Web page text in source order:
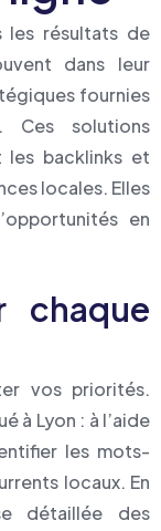
les résultats de
dans leur
fournies
Ces solutions
les backlinks et
locales. Elles
en
chaque
vos priorités.
à Lyon : à l’aide
les mots-
locaux. En
détaillée des